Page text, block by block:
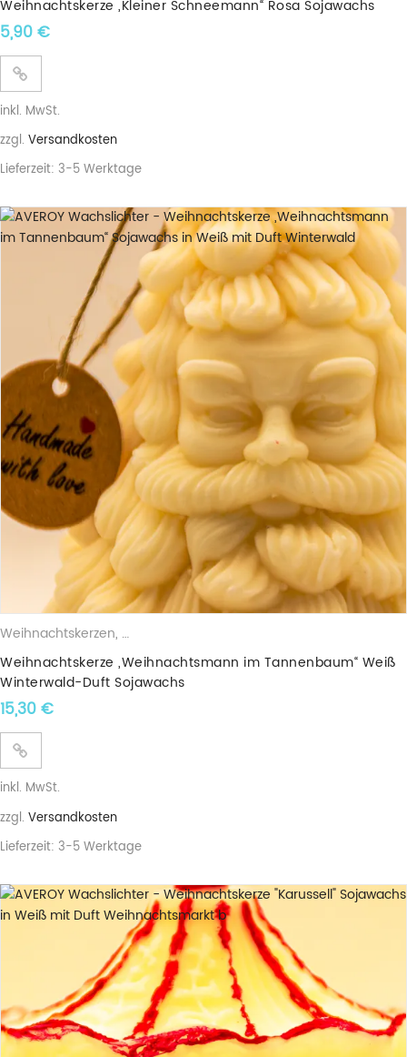
Weihnachtskerze „Kleiner Schneemann“ Rosa Sojawachs
5,90€
inkl. MwSt.
zzgl. Versandkosten
Lieferzeit: 3-5 Werktage
Weihnachtskerzen, Duftkerzen
Weihnachtskerze „Weihnachtsmann im Tannenbaum“ Weiß
Winterwald-Duft Sojawachs
15,30€
inkl. MwSt.
zzgl. Versandkosten
Lieferzeit: 3-5 Werktage